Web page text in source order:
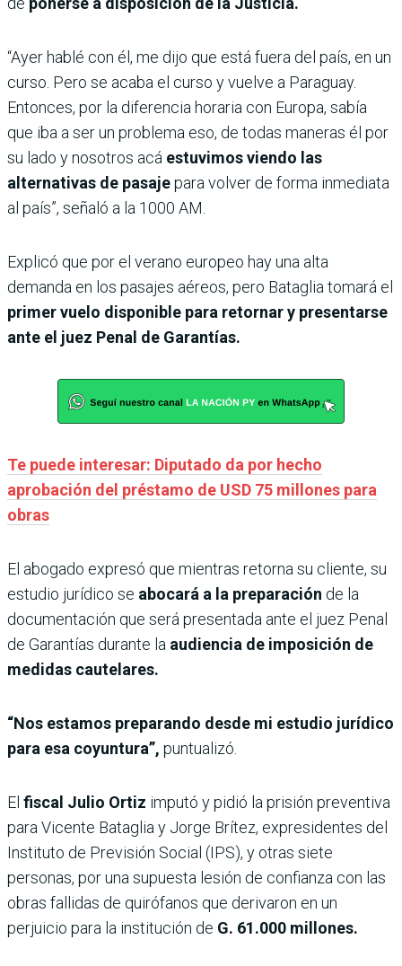
“Ayer hablé con él, me dijo que está fuera del país, en un
curso. Pero se acaba el curso y vuelve a Paraguay.
Entonces, por la diferencia horaria con Europa, sabía
que iba a ser un problema eso, de todas maneras él por
su lado y nosotros acá estuvimos viendo las
alternativas de pasajepara volver de forma inmediata
al país”, señaló a la 1000 AM.
Explicó que por el verano europeo hay una alta
demanda en los pasajes aéreos, pero Bataglia tomará el
primer vuelo disponible para retornar y presentarse
ante el juez Penal de Garantías.
Te puede interesar: Diputado da por hecho
aprobación del préstamo de USD 75 millones para
obras
El abogado expresó que mientras retorna su cliente, su
estudio jurídico se abocará a la preparación de la
documentación que será presentada ante el juez Penal
de Garantías durante la audiencia de imposición de
medidas cautelares.
“Nos estamos preparando desde mi estudio jurídico
para esa coyuntura”, puntualizó.
El fiscal Julio Ortiz imputó y pidió la prisión preventiva
para Vicente Bataglia y Jorge Brítez, expresidentes del
Instituto de Previsión Social (IPS), y otras siete
personas, por una supuesta lesión de confianza con las
obras fallidas de quirófanos que derivaron en un
perjuicio para la institución de G. 61.000 millones.